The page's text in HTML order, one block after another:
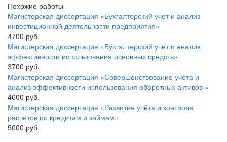
Похожие работы
Магистерская диссертация «Бухгалтерский учет и анализ
инвестиционной деятельности предприятия»
4700 руб.
Магистерская диссертация «Бухгалтерский учет и анализ
эффективности использования основных средств»
3700 руб.
Магистерская диссертация «Совершенствование учета и
анализ эффективности использования оборотных активов »
4600 руб.
Магистерская диссертация «Развитие учёта и контроля
расчётов по кредитам и займам»
5000 руб.